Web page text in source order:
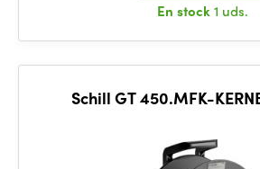
En stock1 uds.
Schill GT 450.MFK-